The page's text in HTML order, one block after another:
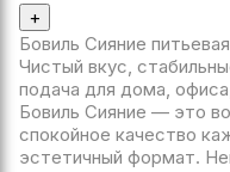
+
Бовиль Сияние
Чистый вкус,
подача для дома,
Бовиль Сияние — это
спокойное качество
эстетичный формат.